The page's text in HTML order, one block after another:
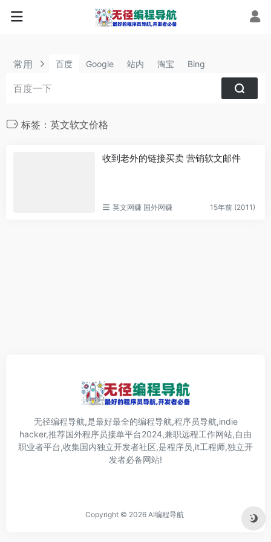
常用 百度 Google 站内 淘宝 Bing
标签：英文软文价格
收到老外的链接买卖 营销软文邮件
英文网赚 国外网赚 15年前 (2011)
无径编程导航,是最好最全的编程导航,程序员导航,indie
hacker,推荐国外程序员接单平台2024,兼职远程工作网站,自由
职业者平台,收集国内独立开发者社区,是程序员,it工程师,独立开
发者必备网站!
Copyright © 2026 AI编程导航